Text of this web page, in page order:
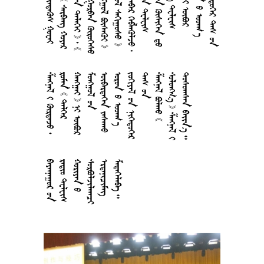














































































































































 
































































 